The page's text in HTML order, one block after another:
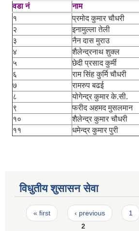
वडा नं नाम
१
प्रमोद कुमार चौधरी
२
इनामुल्ला तेली
३
नैन दास मुराउ
४
शैलेन्द्रनाथ शुक्ल
५
छेदी प्रसाद कुर्मी
६
राम सिंह कुर्मि चौधरी
७
रामरुप बढई
८
योगेन्द्र कुमार के.सी.
९
फरीद अहमद मुसलमान
१०
शैलेन्द्र कुमार चौधरी
११
धमेन्द्र कुमार पुरी
विधुतीय शुसासन सेवा
Pages
« first ‹ previous
1
2